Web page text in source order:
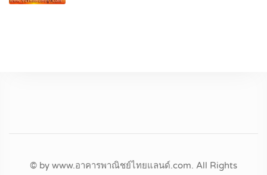
© by www.อาคารพาณิชย์ไทยแลนด์.com. All Rights